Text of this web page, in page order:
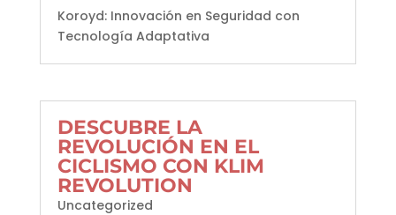
Koroyd: Innovación en Seguridad con
Tecnología Adaptativa
DESCUBRE LA
REVOLUCIÓN EN EL
CICLISMO CON KLIM
REVOLUTION
Uncategorized